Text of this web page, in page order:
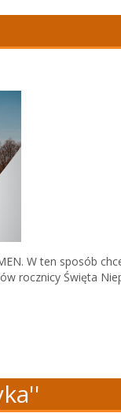
W ten sposób
rocznicy Święta